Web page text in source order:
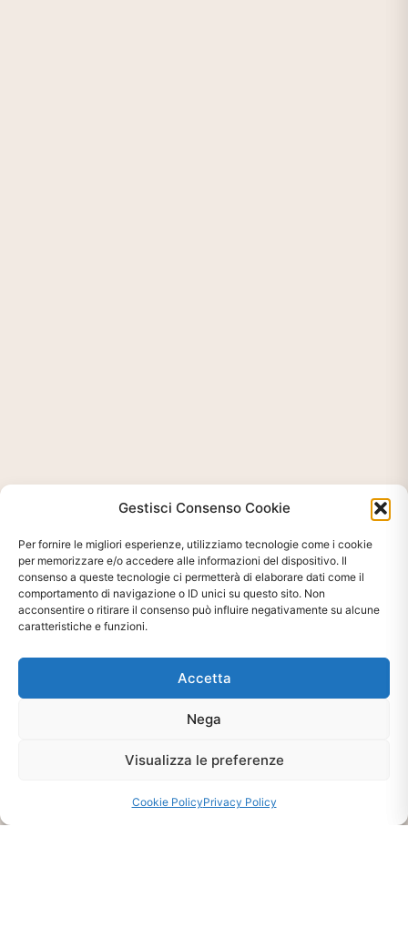
Gestisci Consenso Cookie
Per fornire le migliori esperienze, utilizziamo tecnologie come i cookie
per memorizzare e/o accedere alle informazioni del dispositivo. Il
consenso a queste tecnologie ci permetterà di elaborare dati come il
comportamento di navigazione o ID unici su questo sito. Non
acconsentire o ritirare il consenso può influire negativamente su alcune
caratteristiche e funzioni.
Accetta
Nega
Visualizza le preferenze
Cookie PolicyPrivacy Policy
Chiedi Informazioni E
Disponibilità Sul Prodotto